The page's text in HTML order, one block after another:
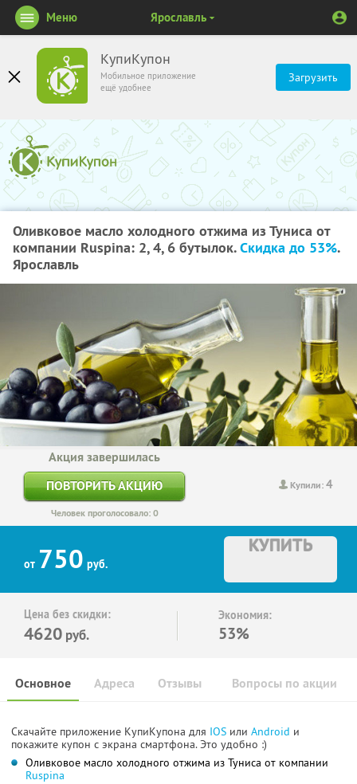
КупиКупон
Мобильное приложение
ещё удобнее
Загрузить
Меню Ярославль
Оливковое масло холодного отжима из Туниса от
компании Ruspina: 2, 4, 6 бутылок.Скидка до 53%.
Ярославль
Купили:4
Акция завершилась
ПОВТОРИТЬ АКЦИЮ
Человек проголосовало: 0
от 750 руб.
КУПИТЬ
Цена без скидки:
4620 руб.
Экономия:
53%
Основное Отзывы Вопросы по акции
Адреса
Скачайте приложение КупиКупона для IOS или Android и
покажите купон с экрана смартфона. Это удобно :)
Оливковое масло холодного отжима из Туниса от компании
Ruspina